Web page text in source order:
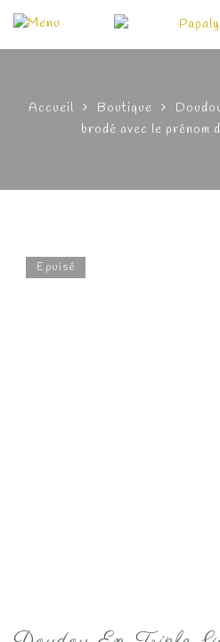
Accueil Boutique
brodé avec le prénom
Epuisé